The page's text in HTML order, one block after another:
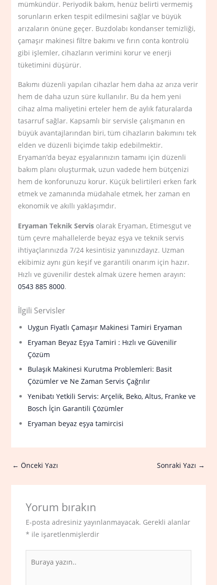
mümkündür. Periyodik bakım, henüz belirti vermemiş
sorunların erken tespit edilmesini sağlar ve büyük
arızaların önüne geçer. Buzdolabı kondanser temizliği,
çamaşır makinesi filtre bakımı ve fırın conta kontrolü
gibi işlemler, cihazların verimini korur ve enerji
tüketimini düşürür.
Bakımı düzenli yapılan cihazlar hem daha az arıza verir
hem de daha uzun süre kullanılır. Bu da hem yeni
cihaz alma maliyetini erteler hem de aylık faturalarda
tasarruf sağlar. Kapsamlı bir servisle çalışmanın en
büyük avantajlarından biri, tüm cihazların bakımını tek
elden ve düzenli biçimde takip edebilmektir.
Eryaman’da beyaz eşyalarınızın tamamı için düzenli
bakım planı oluşturmak, uzun vadede hem bütçenizi
hem de konforunuzu korur. Küçük belirtileri erken fark
etmek ve zamanında müdahale etmek, her zaman en
ekonomik ve akıllı yaklaşımdır.
Eryaman Teknik Servis olarak Eryaman, Etimesgut ve
tüm çevre mahallelerde beyaz eşya ve teknik servis
ihtiyaçlarınızda 7/24 kesintisiz yanınızdayız. Uzman
ekibimiz aynı gün keşif ve garantili onarım için hazır.
Hızlı ve güvenilir destek almak üzere hemen arayın:
0543 885 8000.
İlgili Servisler
Uygun Fiyatlı Çamaşır Makinesi Tamiri Eryaman
Eryaman Beyaz Eşya Tamiri : Hızlı ve Güvenilir
Çözüm
Bulaşık Makinesi Kurutma Problemleri: Basit
Çözümler ve Ne Zaman Servis Çağrılır
Yenibatı Yetkili Servis: Arçelik, Beko, Altus, Franke ve
Bosch İçin Garantili Çözümler
Eryaman beyaz eşya tamircisi
← Önceki Yazı Sonraki Yazı →
Yorum bırakın
E-posta adresiniz yayınlanmayacak. Gerekli alanlar
* ile işaretlenmişlerdir